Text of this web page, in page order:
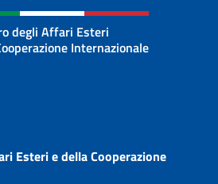
degli Affari Esteri
Internazionale
Esteri e della Cooperazione